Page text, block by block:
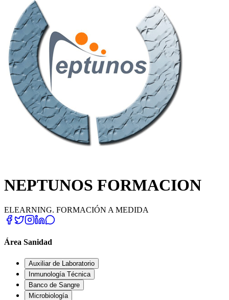
NEPTUNOS FORMACION
ELEARNING. FORMACIÓN A MEDIDA
Área Sanidad
Auxiliar de Laboratorio
Inmunología Técnica
Banco de Sangre
Microbiología